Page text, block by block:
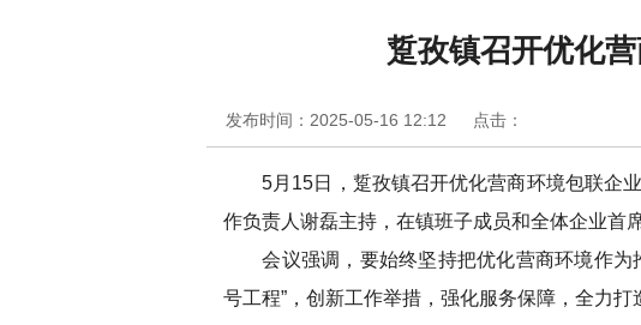
踅孜镇召开优化
发布时间：2025-05-16 12:12 点击：
5月15日，踅孜镇召开优化营商环境包联企业
作负责人谢磊主持，在镇班子成员和全体企业首
会议强调，要始终坚持把优化营商环境作为
号工程”，创新工作举措，强化服务保障，全力打